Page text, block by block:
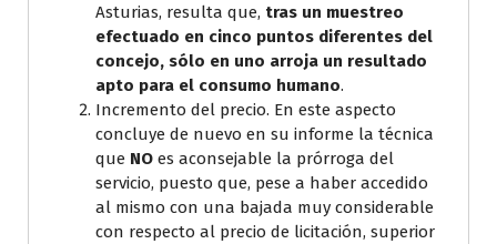
Asturias, resulta que, tras un muestreo
efectuado en cinco puntos diferentes del
concejo, sólo en uno arroja un resultado
apto para el consumo humano.
Incremento del precio. En este aspecto
concluye de nuevo en su informe la técnica
que NO es aconsejable la prórroga del
servicio, puesto que, pese a haber accedido
al mismo con una bajada muy considerable
con respecto al precio de licitación, superior